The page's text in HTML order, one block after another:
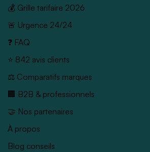
💰 Grille tarifaire 2026
🚨 Urgence 24/24
❓ FAQ
⭐ 842 avis clients
⚖️ Comparatifs marques
🏢 B2B & professionnels
🤝 Nos partenaires
À propos
Blog conseils